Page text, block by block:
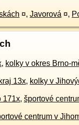
¤, Javorová ¤,
, kolky v okres Brno-
13x, kolky v
171x, športové
centrum v